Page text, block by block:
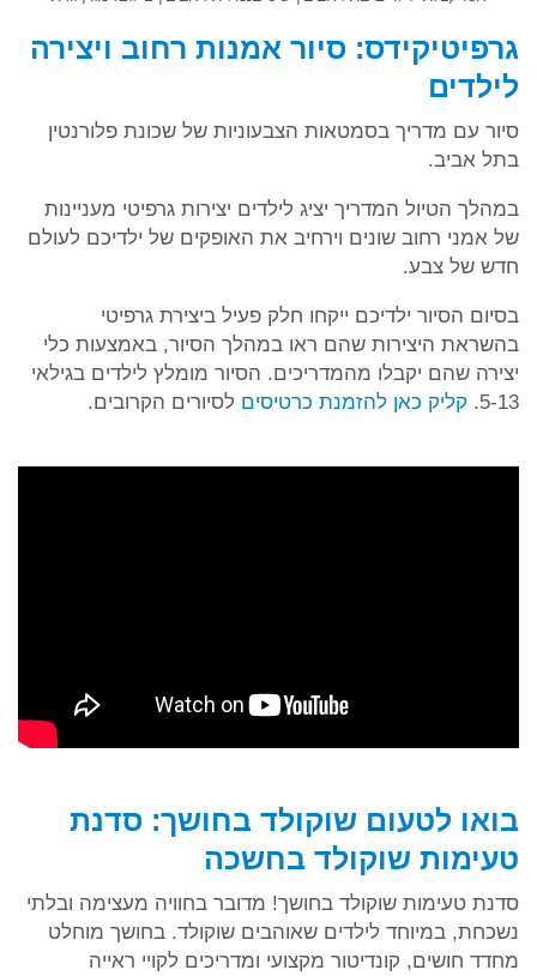
גרפיטיקידס: סיור אמנות רחוב ויצירה
לילדים
סיור עם מדריך בסמטאות הצבעוניות של שכונת פלורנטין
בתל אביב.
במהלך הטיול המדריך יציג לילדים יצירות גרפיטי מעניינות
של אמני רחוב שונים וירחיב את האופקים של ילדיכם לעולם
חדש של צבע.
בסיום הסיור ילדיכם ייקחו חלק פעיל ביצירת גרפיטי
בהשראת היצירות שהם ראו במהלך הסיור, באמצעות כלי
יצירה שהם יקבלו מהמדריכים. הסיור מומלץ לילדים בגילאי
5-13.
קליק כאן להזמנת כרטיסים לסיורים הקרובים.
בואו לטעום שוקולד בחושך: סדנת
טעימות שוקולד בחשכה
סדנת טעימות שוקולד בחושך! מדובר בחוויה מעצימה ובלתי
נשכחת, במיוחד לילדים שאוהבים שוקולד. בחושך מוחלט
מחדד חושים, קונדיטור מקצועי ומדריכים לקויי ראייה